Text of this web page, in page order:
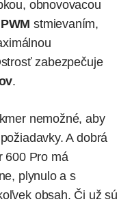
obnovovacou
stmievaním,
zabezpečuje
.
nemožné, aby
A dobrá
600 Pro má
plynulo a s
obsah. Či už sú